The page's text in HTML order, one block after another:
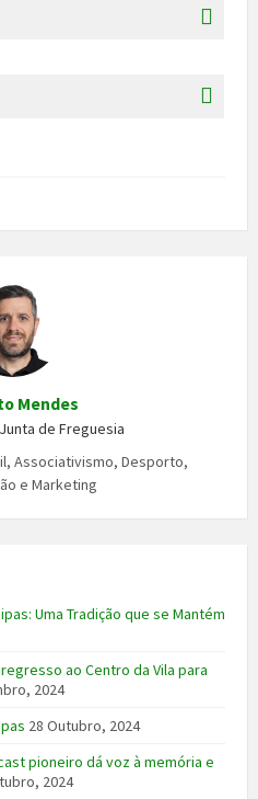
Mendes
de Freguesia
Associativismo, Desporto,
e Marketing
Uma Tradição que se Mantém
ao Centro da Vila para
2024
28 Outubro, 2024
pioneiro dá voz à memória e
2024